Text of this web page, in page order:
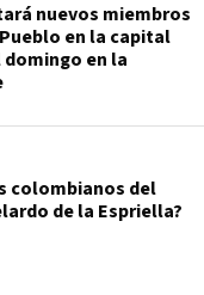
nuevos miembros
en la capital
en la
colombianos del
de la Espriella?